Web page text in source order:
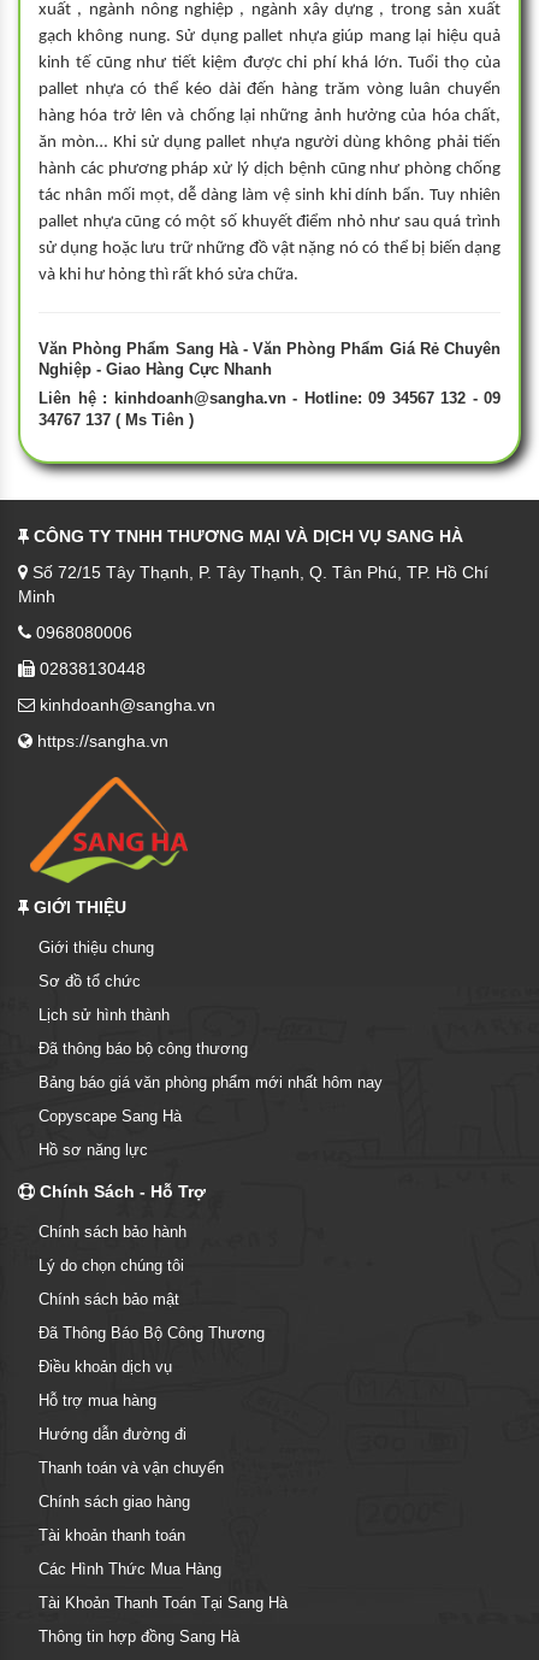
xuất , ngành nông nghiệp , ngành xây dựng , trong sản xuất
gạch không nung. Sử dụng pallet nhựa giúp mang lại hiệu quả
kinh tế cũng như tiết kiệm được chi phí khá lớn. Tuổi thọ của
pallet nhựa có thể kéo dài đến hàng trăm vòng luân chuyển
hàng hóa trở lên và chống lại những ảnh hưởng của hóa chất,
ăn mòn… Khi sử dụng pallet nhựa người dùng không phải tiến
hành các phương pháp xử lý dịch bệnh cũng như phòng chống
tác nhân mối mọt, dễ dàng làm vệ sinh khi dính bẩn. Tuy nhiên
pallet nhựa cũng có một số khuyết điểm nhỏ như sau quá trình
sử dụng hoặc lưu trữ những đồ vật nặng nó có thể bị biến dạng
và khi hư hỏng thì rất khó sửa chữa.
Văn Phòng Phẩm Sang Hà - Văn Phòng Phẩm Giá Rẻ Chuyên
Nghiệp - Giao Hàng Cực Nhanh
Liên hệ : kinhdoanh@sangha.vn- Hotline: 09 34567 132 - 09
34767 137 ( Ms Tiên )
CÔNG TY TNHH THƯƠNG MẠI VÀ DỊCH VỤ SANG HÀ
Số 72/15 Tây Thạnh, P. Tây Thạnh, Q. Tân Phú, TP. Hồ Chí
Minh
0968080006
02838130448
kinhdoanh@sangha.vn
https://sangha.vn
GIỚI THIỆU
Giới thiệu chung
Sơ đồ tổ chức
Lịch sử hình thành
Đã thông báo bộ công thương
Bảng báo giá văn phòng phẩm mới nhất hôm nay
Copyscape Sang Hà
Hồ sơ năng lực
Chính Sách - Hỗ Trợ
Chính sách bảo hành
Lý do chọn chúng tôi
Chính sách bảo mật
Đã Thông Báo Bộ Công Thương
Điều khoản dịch vụ
Hỗ trợ mua hàng
Hướng dẫn đường đi
Thanh toán và vận chuyển
Chính sách giao hàng
Tài khoản thanh toán
Các Hình Thức Mua Hàng
Tài Khoản Thanh Toán Tại Sang Hà
Thông tin hợp đồng Sang Hà